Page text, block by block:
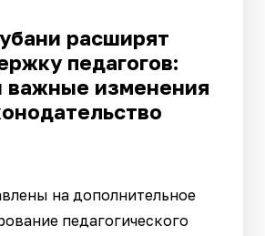
расширят
педагогов:
важные изменения
на дополнительное
педагогического